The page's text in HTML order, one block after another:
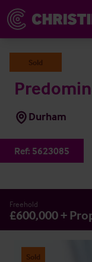
Sold
Durham
Ref: 5623085
Freehold
£600,000 +
Sold